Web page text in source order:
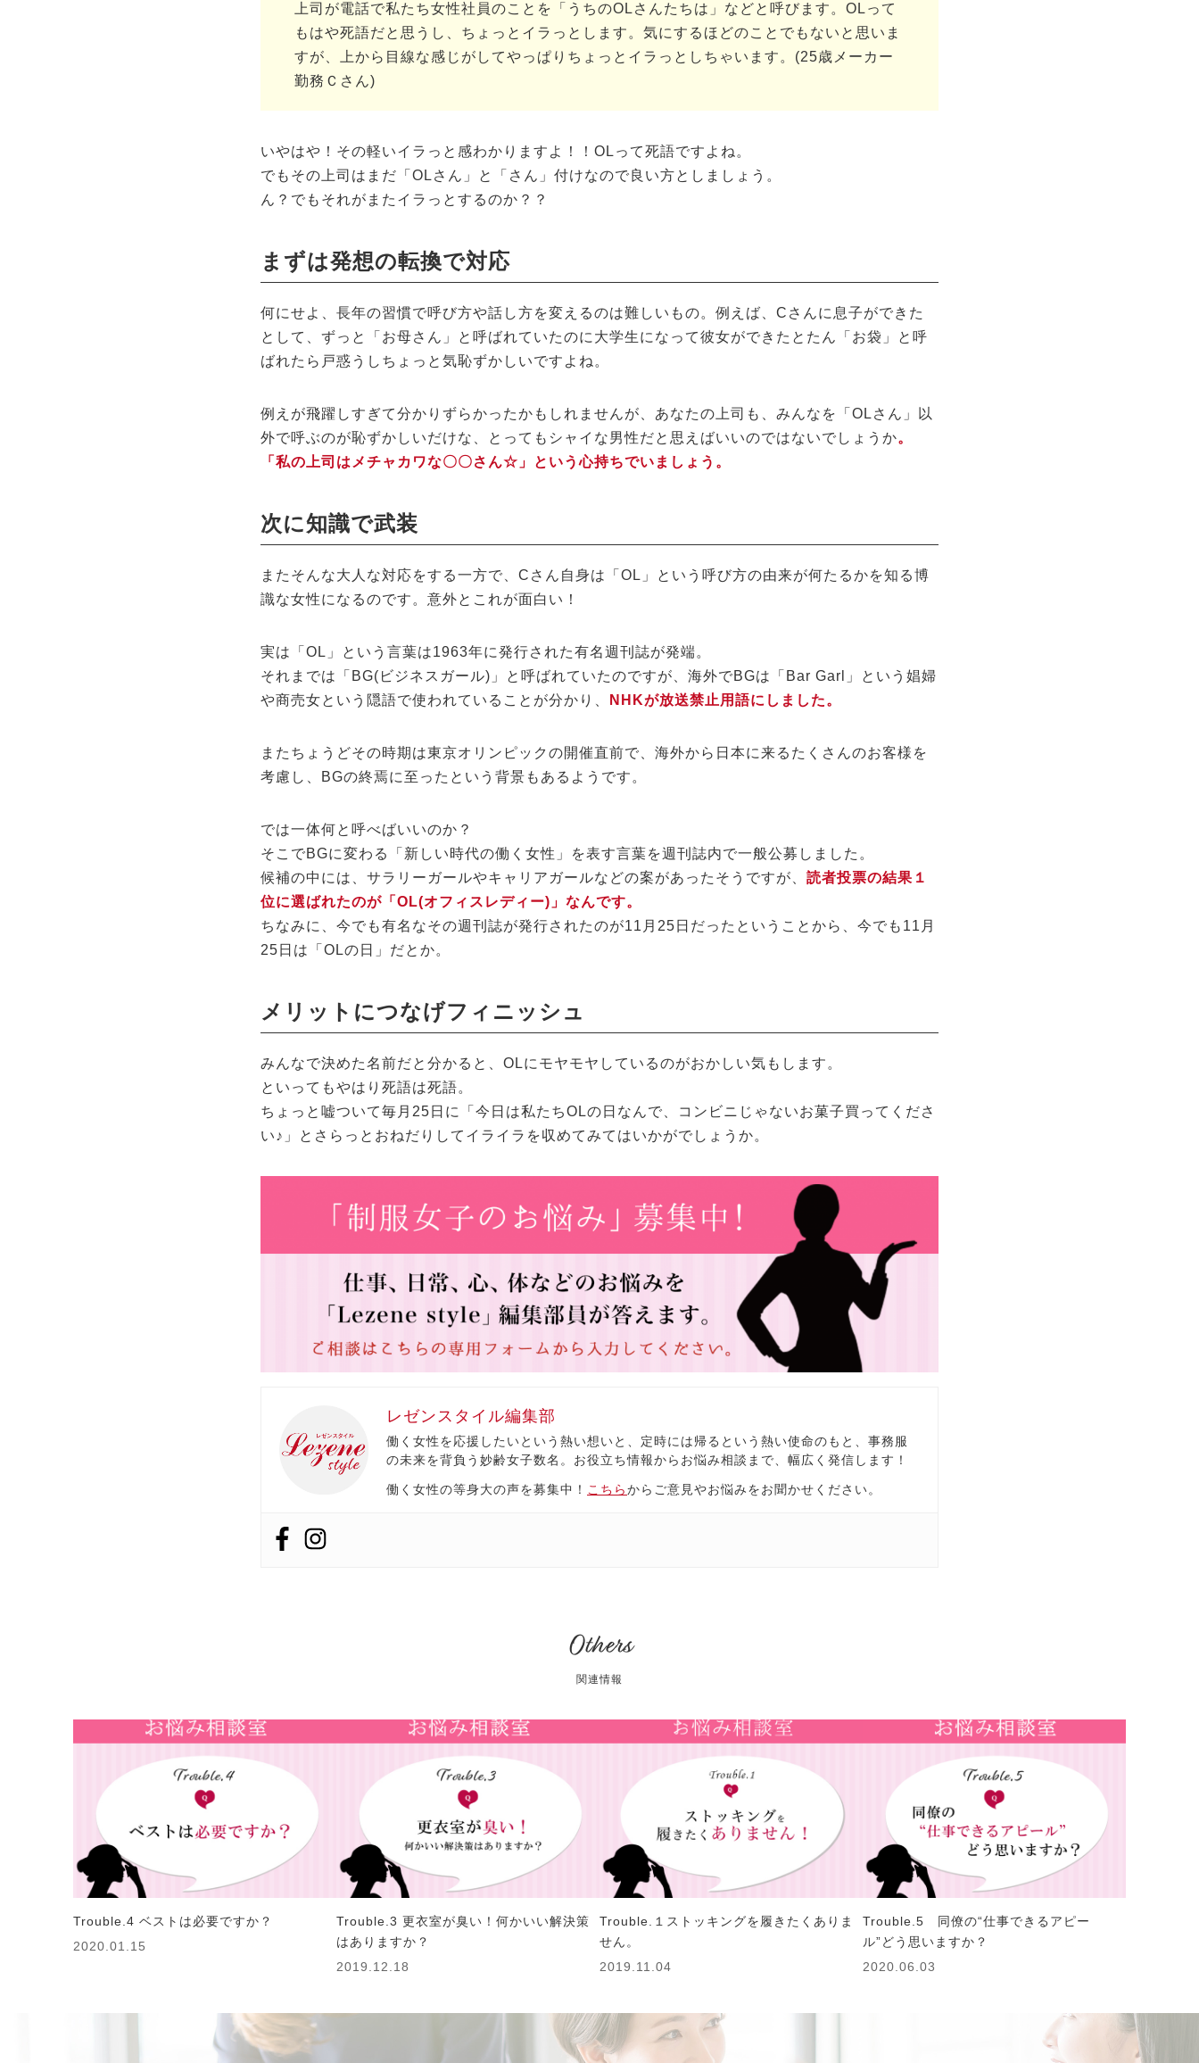
上司が電話で私たち女性社員のことを「うちのOLさんたちは」などと呼びます。OLって
もはや死語だと思うし、ちょっとイラっとします。気にするほどのことでもないと思いま
すが、上から目線な感じがしてやっぱりちょっとイラっとしちゃいます。(25歳メーカー
勤務Ｃさん)
いやはや！その軽いイラっと感わかりますよ！！OLって死語ですよね。
でもその上司はまだ「OLさん」と「さん」付けなので良い方としましょう。
ん？でもそれがまたイラっとするのか？？
まずは発想の転換で対応
何にせよ、長年の習慣で呼び方や話し方を変えるのは難しいもの。例えば、Cさんに息子ができた
として、ずっと「お母さん」と呼ばれていたのに大学生になって彼女ができたとたん「お袋」と呼
ばれたら戸惑うしちょっと気恥ずかしいですよね。
例えが飛躍しすぎて分かりずらかったかもしれませんが、あなたの上司も、みんなを「OLさん」以
外で呼ぶのが恥ずかしいだけな、とってもシャイな男性だと思えばいいのではないでしょうか。
「私の上司はメチャカワな〇〇さん☆」という心持ちでいましょう。
次に知識で武装
またそんな大人な対応をする一方で、Cさん自身は「OL」という呼び方の由来が何たるかを知る博
識な女性になるのです。意外とこれが面白い！
実は「OL」という言葉は1963年に発行された有名週刊誌が発端。
それまでは「BG(ビジネスガール)」と呼ばれていたのですが、海外でBGは「Bar Garl」という娼婦
や商売女という隠語で使われていることが分かり、
NHKが放送禁止用語にしました。
またちょうどその時期は東京オリンピックの開催直前で、海外から日本に来るたくさんのお客様を
考慮し、BGの終焉に至ったという背景もあるようです。
では一体何と呼べばいいのか？
そこでBGに変わる「新しい時代の働く女性」を表す言葉を週刊誌内で一般公募しました。
候補の中には、サラリーガールやキャリアガールなどの案があったそうですが、 読者投票の結果１
位に選ばれたのが「OL(オフィスレディー)」なんです。
ちなみに、今でも有名なその週刊誌が発行されたのが11月25日だったということから、今でも11月
25日は「OLの日」だとか。
メリットにつなげフィニッシュ
みんなで決めた名前だと分かると、OLにモヤモヤしているのがおかしい気もします。
といってもやはり死語は死語。
ちょっと嘘ついて毎月25日に「今日は私たちOLの日なんで、コンビニじゃないお菓子買ってくださ
い♪」とさらっとおねだりしてイライラを収めてみてはいかがでしょうか。
レゼンスタイル編集部
働く女性を応援したいという熱い想いと、定時には帰るという熱い使命のもと、事務服
の未来を背負う妙齢女子数名。お役立ち情報からお悩み相談まで、幅広く発信します！
働く女性の等身大の声を募集中！ こちらからご意見やお悩みをお聞かせください。
Others
関連情報
Trouble.4 ベストは必要ですか？
2020.01.15
Trouble.3 更衣室が臭い！何かいい解決策
はありますか？
2019.12.18
Trouble.１ストッキングを履きたくありま
せん。
2019.11.04
Trouble.5 同僚の“仕事できるアピー
ル”どう思いますか？
2020.06.03